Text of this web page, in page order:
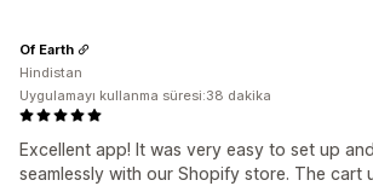
Excellent app! It was very easy to set up
seamlessly with our Shopify store. The cart
Of Earth
Hindistan
Uygulamayı kullanma süresi:38 dakika